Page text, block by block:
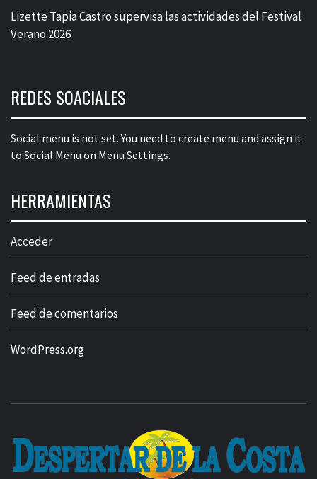
Lizette Tapia Castro supervisa las actividades del Festival
Verano 2026
REDES SOACIALES
Social menu is not set. You need to create menu and assign it
to Social Menu on Menu Settings.
HERRAMIENTAS
Acceder
Feed de entradas
Feed de comentarios
WordPress.org